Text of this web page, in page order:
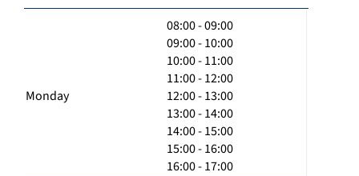
Monday
08:00 - 09:00
09:00 - 10:00
10:00 - 11:00
11:00 - 12:00
12:00 - 13:00
13:00 - 14:00
14:00 - 15:00
15:00 - 16:00
16:00 - 17:00